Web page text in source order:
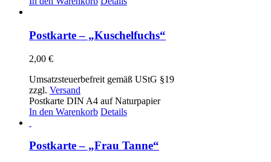
Postkarte – „Kuschelfuchs“
2,00 €
Umsatzsteuerbefreit gemäß UStG §19
zzgl. Versand
Postkarte DIN A4 auf Naturpapier
In den Warenkorb Details
Postkarte – „Frau Tanne“